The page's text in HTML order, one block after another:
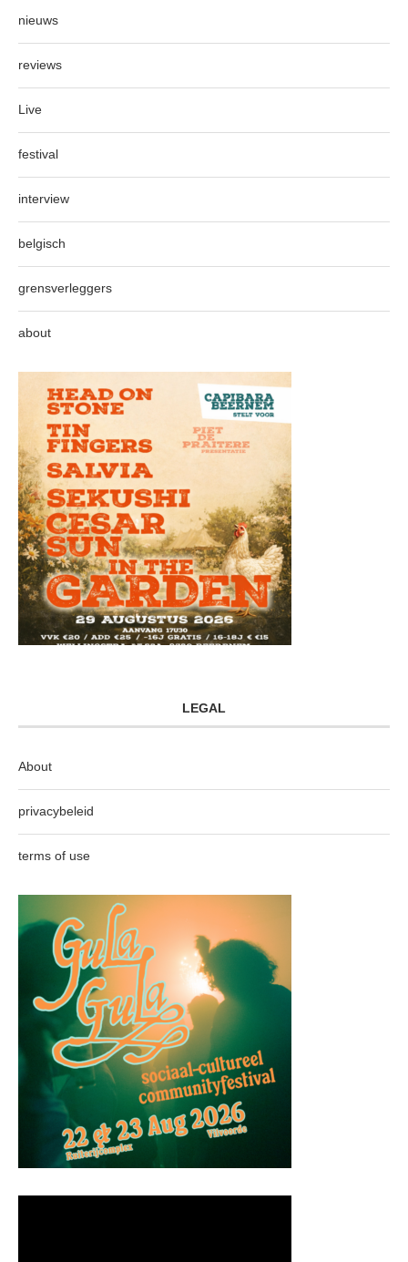
nieuws
reviews
Live
festival
interview
belgisch
grensverleggers
about
LEGAL
About
privacybeleid
terms of use